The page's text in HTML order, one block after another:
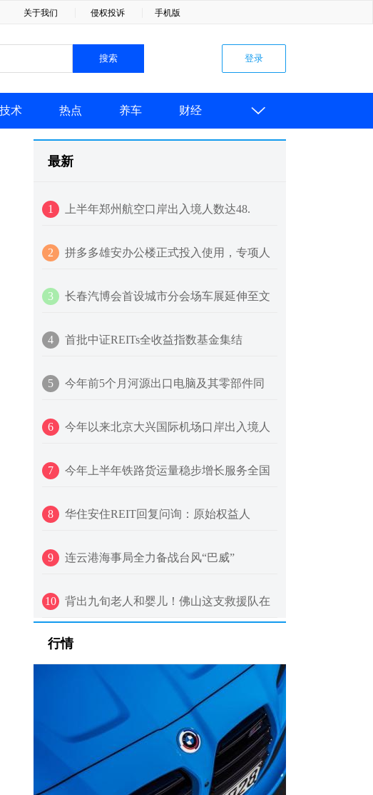
关于我们 侵权投诉 手机版
技术 热点 养车 财经 
最新
1 上半年郑州航空口岸出入境人数达48.
2 拼多多雄安办公楼正式投入使用，专项人
3 长春汽博会首设城市分会场车展延伸至文
4 首批中证REITs全收益指数基金集结
5 今年前5个月河源出口电脑及其零部件同
6 今年以来北京大兴国际机场口岸出入境人
7 今年上半年铁路货运量稳步增长服务全国
8 华住安住REIT回复问询：原始权益人
9 连云港海事局全力备战台风“巴威”
10 背出九旬老人和婴儿！佛山这支救援队在
行情